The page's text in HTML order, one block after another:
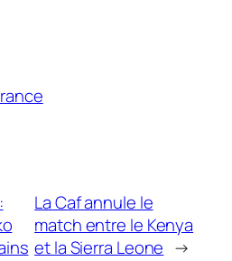
La Caf annule le
match entre le Kenya
et la Sierra Leone →